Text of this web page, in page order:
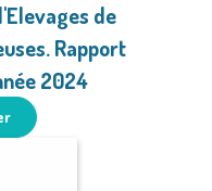
de
Rapport
2024